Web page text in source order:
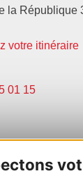
la République
votre itinéraire
01 15